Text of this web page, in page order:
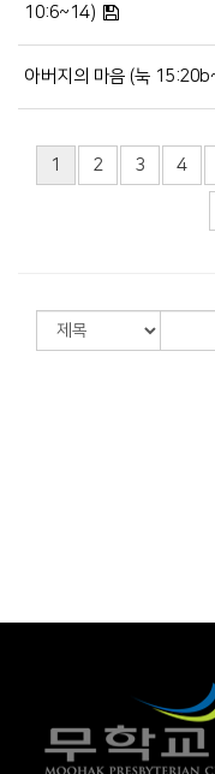
10:6~14)
아버지의 마음 (눅
1 2 3 4